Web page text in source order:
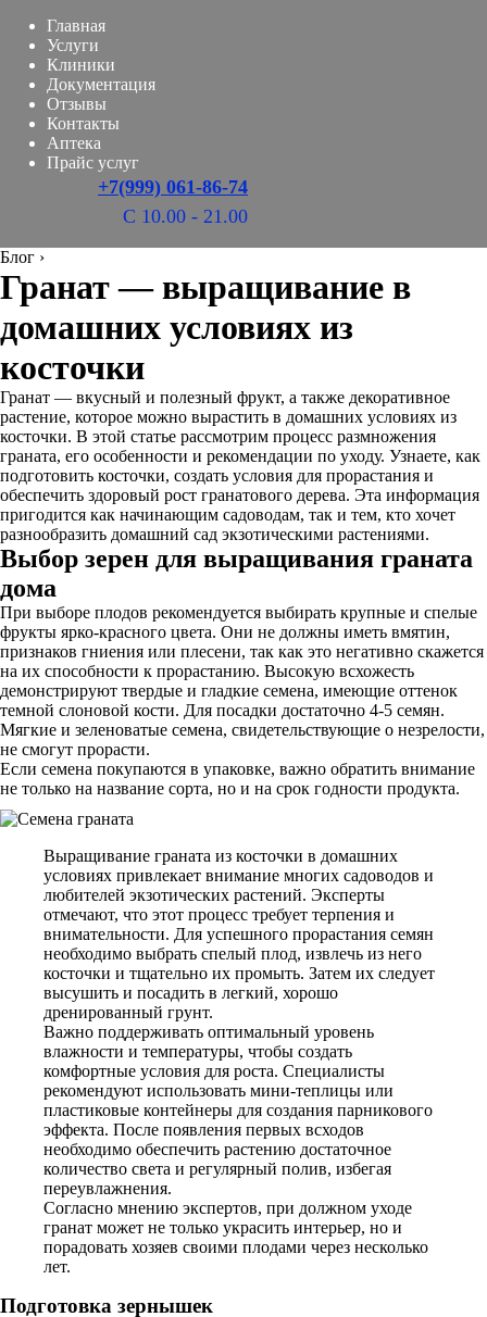
Главная
Услуги
Клиники
Документация
Отзывы
Контакты
Аптека
Прайс услуг
+7(999) 061-86-74
С 10.00 - 21.00
Блог ›
Гранат — выращивание в
домашних условиях из
косточки
Гранат — вкусный и полезный фрукт, а также декоративное
растение, которое можно вырастить в домашних условиях из
косточки. В этой статье рассмотрим процесс размножения
граната, его особенности и рекомендации по уходу. Узнаете, как
подготовить косточки, создать условия для прорастания и
обеспечить здоровый рост гранатового дерева. Эта информация
пригодится как начинающим садоводам, так и тем, кто хочет
разнообразить домашний сад экзотическими растениями.
Выбор зерен для выращивания граната
дома
При выборе плодов рекомендуется выбирать крупные и спелые
фрукты ярко-красного цвета. Они не должны иметь вмятин,
признаков гниения или плесени, так как это негативно скажется
на их способности к прорастанию. Высокую всхожесть
демонстрируют твердые и гладкие семена, имеющие оттенок
темной слоновой кости. Для посадки достаточно 4-5 семян.
Мягкие и зеленоватые семена, свидетельствующие о незрелости,
не смогут прорасти.
Если семена покупаются в упаковке, важно обратить внимание
не только на название сорта, но и на срок годности продукта.
Выращивание граната из косточки в домашних
условиях привлекает внимание многих садоводов и
любителей экзотических растений. Эксперты
отмечают, что этот процесс требует терпения и
внимательности. Для успешного прорастания семян
необходимо выбрать спелый плод, извлечь из него
косточки и тщательно их промыть. Затем их следует
высушить и посадить в легкий, хорошо
дренированный грунт.
Важно поддерживать оптимальный уровень
влажности и температуры, чтобы создать
комфортные условия для роста. Специалисты
рекомендуют использовать мини-теплицы или
пластиковые контейнеры для создания парникового
эффекта. После появления первых всходов
необходимо обеспечить растению достаточное
количество света и регулярный полив, избегая
переувлажнения.
Согласно мнению экспертов, при должном уходе
гранат может не только украсить интерьер, но и
порадовать хозяев своими плодами через несколько
лет.
Подготовка зернышек